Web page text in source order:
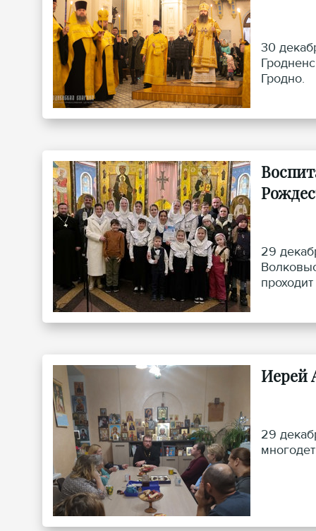
30
Гродно.
29
Иерей
29